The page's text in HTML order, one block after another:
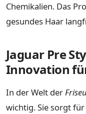
Chemikalien. Das
gesundes Haar
Jaguar Pre
Innovation
In der Welt der
wichtig. Sie sorgt